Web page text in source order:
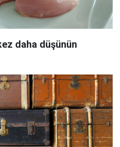
daha düşünün